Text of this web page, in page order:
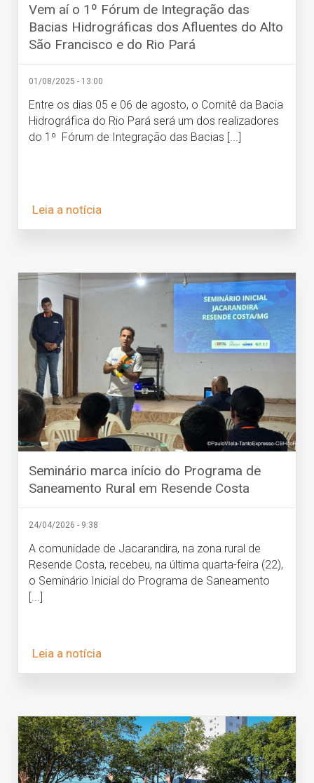
Vem aí o 1º Fórum de Integração das
Bacias Hidrográficas dos Afluentes do Alto
São Francisco e do Rio Pará
01/08/2025 - 13:00
Entre os dias 05 e 06 de agosto, o Comitê da Bacia
Hidrográfica do Rio Pará será um dos realizadores
do 1º Fórum de Integração das Bacias [...]
Leia a notícia
Seminário marca início do Programa de
Saneamento Rural em Resende Costa
24/04/2026 - 9:38
A comunidade de Jacarandira, na zona rural de
Resende Costa, recebeu, na última quarta-feira (22),
o Seminário Inicial do Programa de Saneamento
[...]
Leia a notícia